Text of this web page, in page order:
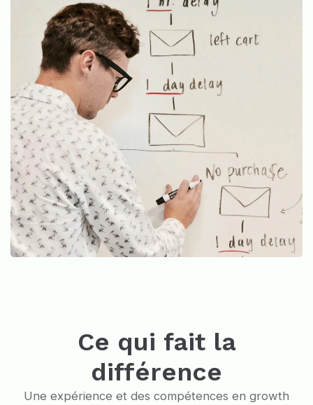
Ce qui fait la
différence
Une expérience et des compétences en growth